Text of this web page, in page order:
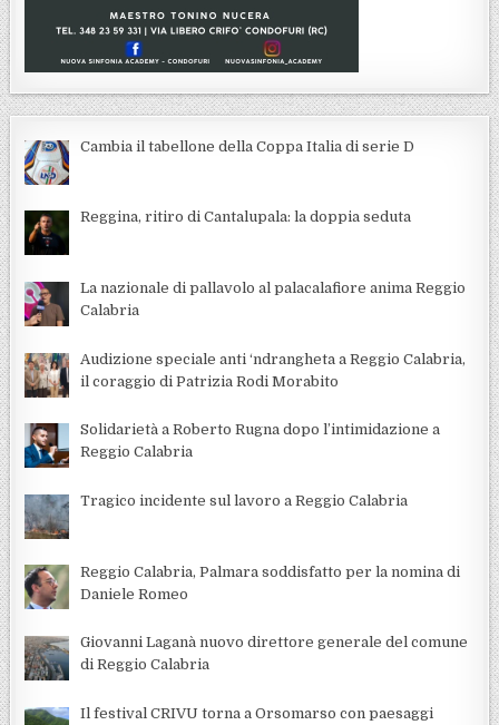
Cambia il tabellone della Coppa Italia di serie D
Reggina, ritiro di Cantalupala: la doppia seduta
La nazionale di pallavolo al palacalafiore anima Reggio
Calabria
Audizione speciale anti ‘ndrangheta a Reggio Calabria,
il coraggio di Patrizia Rodi Morabito
Solidarietà a Roberto Rugna dopo l’intimidazione a
Reggio Calabria
Tragico incidente sul lavoro a Reggio Calabria
Reggio Calabria, Palmara soddisfatto per la nomina di
Daniele Romeo
Giovanni Laganà nuovo direttore generale del comune
di Reggio Calabria
Il festival CRIVU torna a Orsomarso con paesaggi